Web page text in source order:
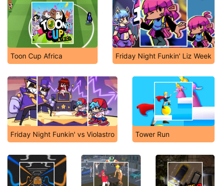
Toon Cup Africa Friday Night Funkin' Liz Week
Friday Night Funkin' vs Violastro Tower Run